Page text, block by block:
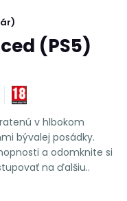
(PS5)
v hlbokom
bývalej posádky.
a odomknite si
na ďalšiu..